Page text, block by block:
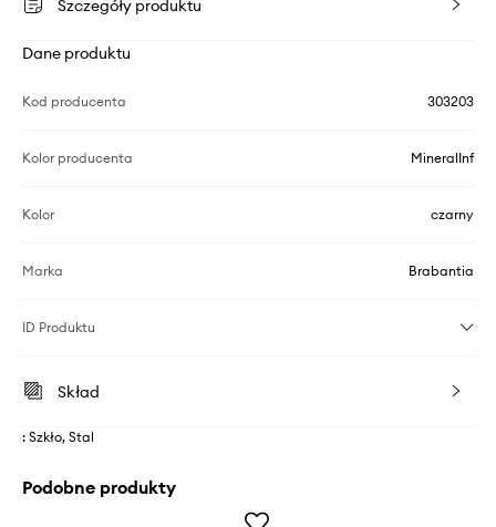
Szczegóły produktu
Dane produktu
Kod producenta 303203
Kolor producenta MineralInf
Kolor czarny
Marka Brabantia
ID Produktu
Skład
: Szkło, Stal
Podobne produkty